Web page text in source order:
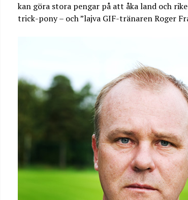
kan göra stora pengar på att åka land och
trick-pony – och ”lajva GIF-tränaren Roger